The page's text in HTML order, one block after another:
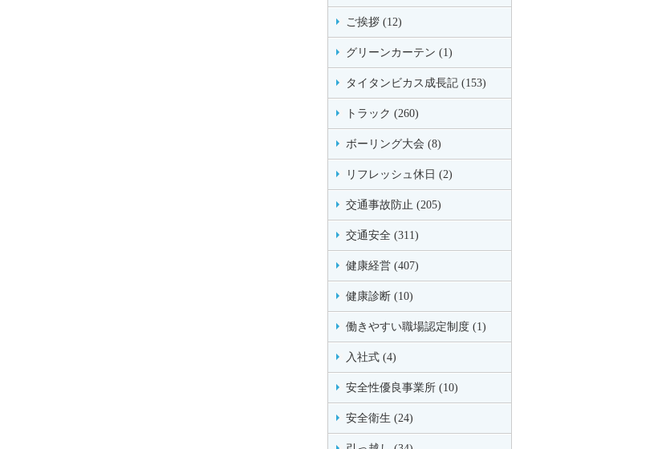
ご挨拶 (12)
グリーンカーテン (1)
タイタンビカス成長記 (153)
トラック (260)
ボーリング大会 (8)
リフレッシュ休日 (2)
交通事故防止 (205)
交通安全 (311)
健康経営 (407)
健康診断 (10)
働きやすい職場認定制度 (1)
入社式 (4)
安全性優良事業所 (10)
安全衛生 (24)